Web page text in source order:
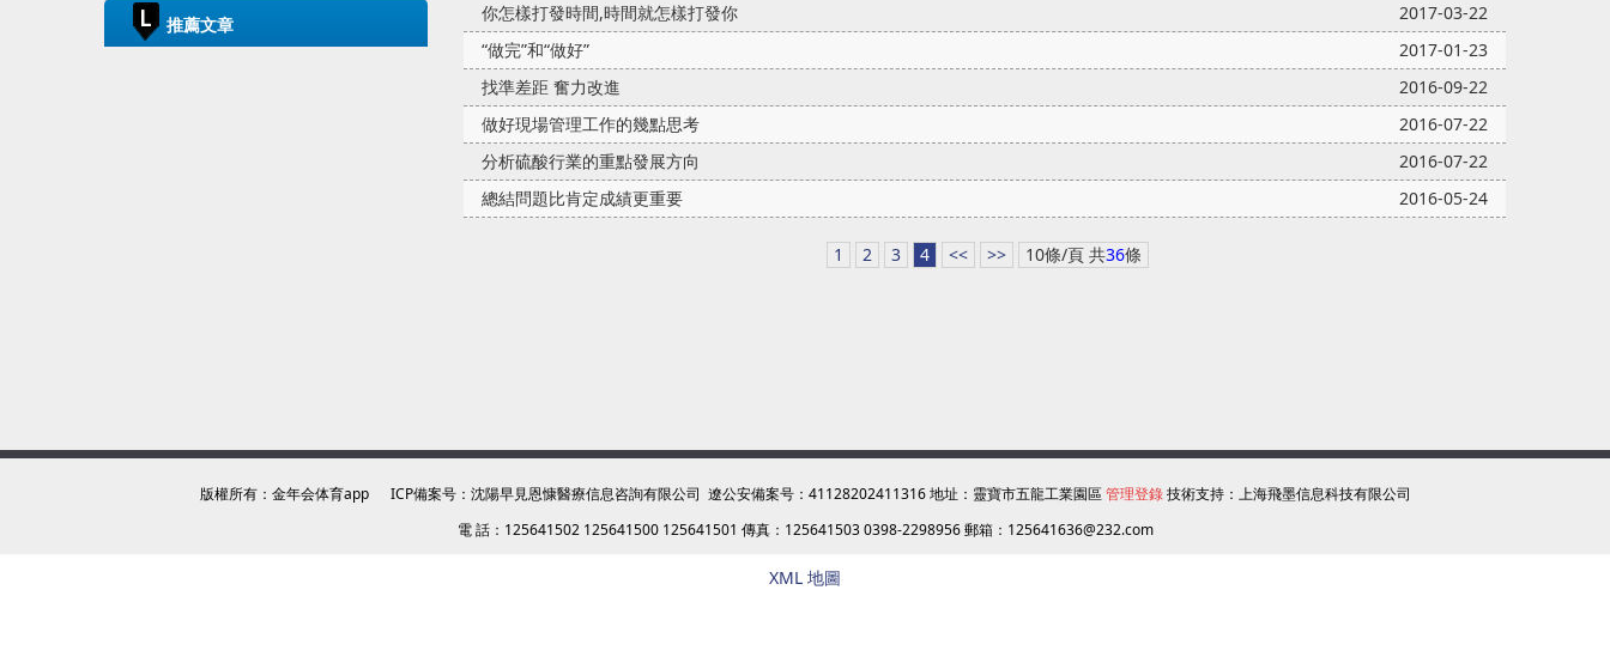
推薦文章
2017-03-22
你怎樣打發時間,時間就怎樣打發你
2017-01-23
“做完”和“做好”
2016-09-22
找準差距 奮力改進
2016-07-22
做好現場管理工作的幾點思考
2016-07-22
分析硫酸行業的重點發展方向
2016-05-24
總結問題比肯定成績更重要
1 2 3 4 << >> 10條/頁 共36條
版權所有：金年会体育app ICP備案号： 沈陽早見恩慷醫療信息咨詢有限公司 遼公安備案号：41128202411316 地址：靈寶市五龍工業園區管理登錄技術支持： 上海飛墨信息科技有限公司
電 話：125641502 125641500 125641501 傳真：125641503 0398-2298956 郵箱：125641636@232.com
XML 地圖